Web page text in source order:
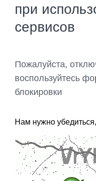
при
сервисов
Пожалуйста,
воспользуйтесь
блокировки
Нам нужно